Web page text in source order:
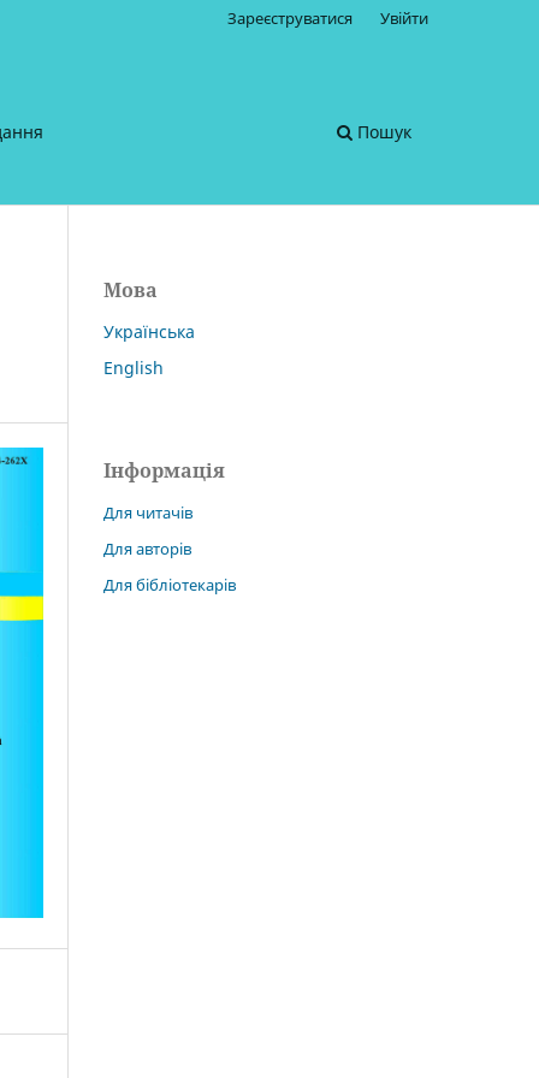
Пошук
Зареєструватися Увійти
Мова
Українська
English
Інформація
Для читачів
Для авторів
Для бібліотекарів